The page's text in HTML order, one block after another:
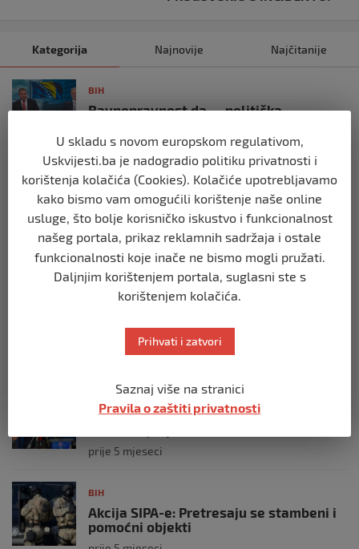
Kategorija Najnovije Najčitanije
BIH
Ravnopravnost da — politička
prije 2 mjeseca
BIH
Postoje razne špekulacije oko ukidanja
OHR-a – šta vi mislite?
prije 3 mjeseca
BIH
Zašto Bakir Izetbegović trenutno ima
Predsjedništvo BiH
prije 3 mjeseca
Demantij Federalnog ministarstva
prije 5 mjeseci
BIH
Akcija SIPA-e: Pretresaju se stambeni i
pomoćni objekti
U skladu s novom europskom regulativom,
Uskvijesti.ba je nadogradio politiku privatnosti i
korištenja kolačića (Cookies). Kolačiće upotrebljavamo
kako bismo vam omogućili korištenje naše online
usluge, što bolje korisničko iskustvo i funkcionalnost
našeg portala, prikaz reklamnih sadržaja i ostale
funkcionalnosti koje inače ne bismo mogli pružati.
Daljnjim korištenjem portala, suglasni ste s
korištenjem kolačića.
Prihvati i zatvori
Saznaj više na stranici
Pravila o zaštiti privatnosti